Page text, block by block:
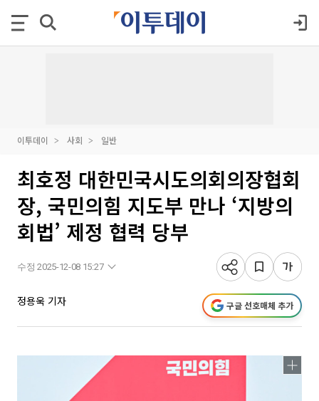
이투데이 사회 일반
최호정 대한민국시도의회의장협회
장, 국민의힘 지도부 만나 ‘지방의
회법’ 제정 협력 당부
수정 2025-12-08 15:27
정용욱 기자 구글 선호매체 추가